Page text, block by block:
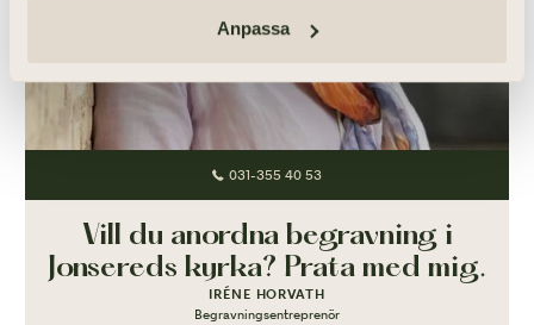
Anpassa
031-355 40 53
Vill du anordna begravning i
Jonsereds kyrka? Prata med mig.
IRÉNE HORVATH
Begravningsentreprenör